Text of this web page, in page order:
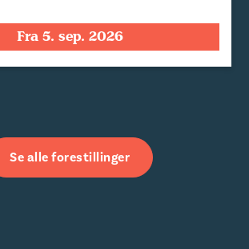
Fra 5. sep. 2026
Se alle forestillinger